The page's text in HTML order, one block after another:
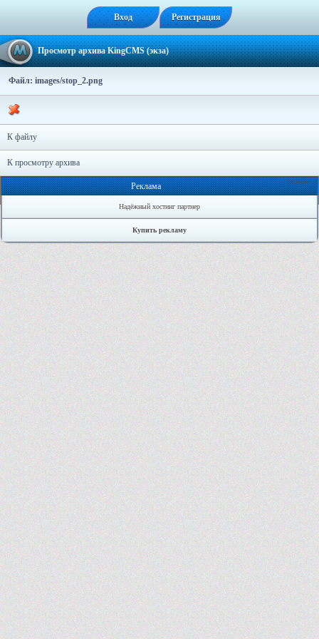
Вход Регистрация
Просмотр архива KingCMS (экза)
Файл: images/stop_2.png
К файлу
К просмотру архива
Онлайн: 0
Реклама
Надёжный хостинг партнер
Купить рекламу